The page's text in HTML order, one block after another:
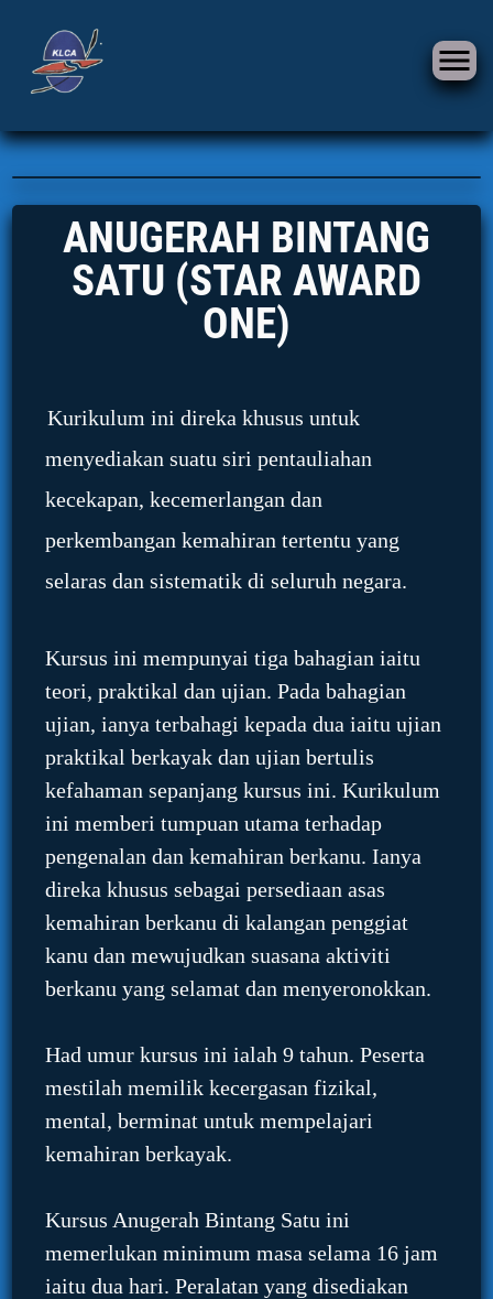
ANUGERAH BINTANG
SATU (STAR AWARD
ONE)
Kurikulum ini direka khusus untuk
menyediakan suatu siri pentauliahan
kecekapan, kecemerlangan dan
perkembangan kemahiran tertentu yang
selaras dan sistematik di seluruh negara.
Kursus ini mempunyai tiga bahagian iaitu
teori, praktikal dan ujian. Pada bahagian
ujian, ianya terbahagi kepada dua iaitu ujian
praktikal berkayak dan ujian bertulis
kefahaman sepanjang kursus ini. Kurikulum
ini memberi tumpuan utama terhadap
pengenalan dan kemahiran berkanu. Ianya
direka khusus sebagai persediaan asas
kemahiran berkanu di kalangan penggiat
kanu dan mewujudkan suasana aktiviti
berkanu yang selamat dan menyeronokkan.
Had umur kursus ini ialah 9 tahun. Peserta
mestilah memilik kecergasan fizikal,
mental, berminat untuk mempelajari
kemahiran berkayak.
Kursus Anugerah Bintang Satu ini
memerlukan minimum masa selama 16 jam
iaitu dua hari. Peralatan yang disediakan